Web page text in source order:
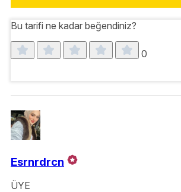
Bu tarifi ne kadar beğendiniz?
0
Esrnrdrcn
ÜYE